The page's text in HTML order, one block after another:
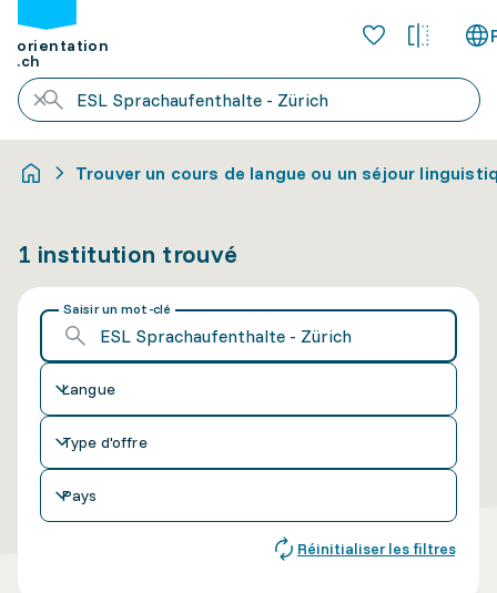
orientation
.ch
Trouver un cours de langue ou un séjour
1 institution trouvé
Saisir un mot-clé
Langue
Type d'offre
Pays
Réinitialiser les filtres